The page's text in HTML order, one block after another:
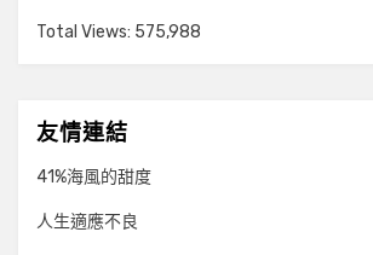
Total Views: 575,988
友情連結
41%海風的甜度
人生適應不良